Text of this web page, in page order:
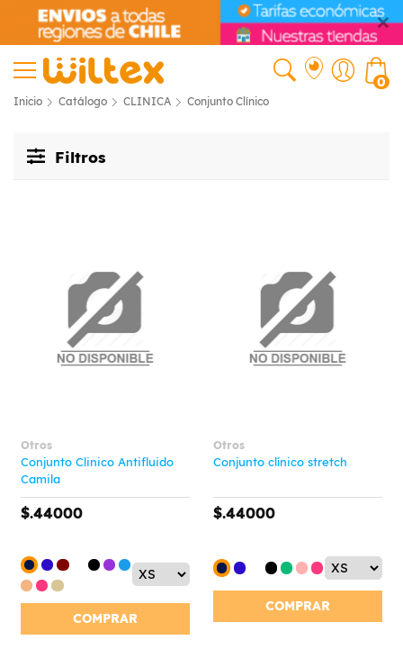
0
Inicio Catálogo CLINICA Conjunto Clínico
Filtros
Otros
Conjunto Clinico Antifluido
Camila
$.44000
COMPRAR
Otros
Conjunto clínico stretch
$.44000
COMPRAR